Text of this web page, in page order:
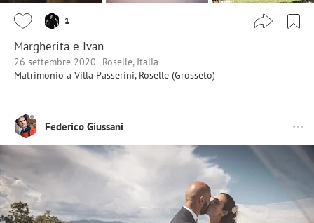
1
Margherita e Ivan
26 settembre 2020
Roselle, Italia
Matrimonio a Villa Passerini, Roselle (Grosseto)
Federico Giussani